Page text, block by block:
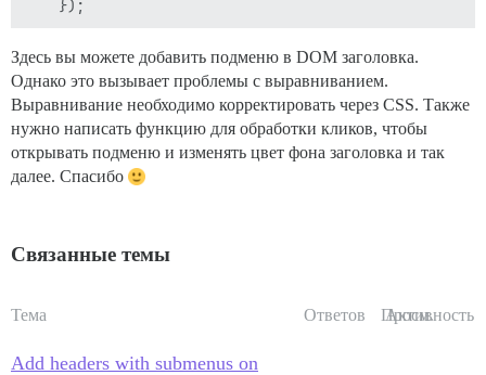
Здесь вы можете добавить подменю в DOM заголовка.
Однако это вызывает проблемы с выравниванием.
Выравнивание необходимо корректировать через CSS. Также
нужно написать функцию для обработки кликов, чтобы
открывать подменю и изменять цвет фона заголовка и так
далее. Спасибо
Связанные темы
Тема Ответов Просм.
Активность
Add headers with submenus on